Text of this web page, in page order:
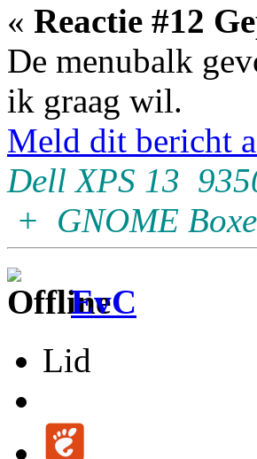
« Reactie #12
De menubalk
ik graag wil.
Meld dit bericht
Dell XPS 13
+ GNOME
EvC
Lid